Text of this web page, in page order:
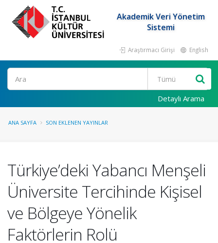
Akademik Veri Yönetim
Sistemi
Araştırmacı Girişi English
Ara
Detaylı Arama
ANA SAYFA SON EKLENEN YAYINLAR
Türkiye’deki Yabancı Menşeli
Üniversite Tercihinde Kişisel
ve Bölgeye Yönelik
Faktörlerin Rolü